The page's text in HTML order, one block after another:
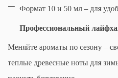
Формат 10 и 50 мл – для
Профессиональный
Меняйте ароматы по сезону –
теплые древесные ноты для